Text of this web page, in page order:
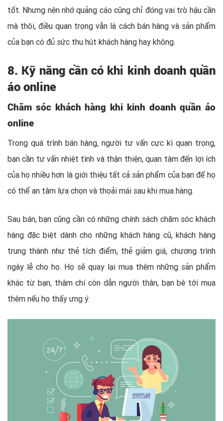
tốt. Nhưng nên nhớ quảng cáo cũng chỉ đóng vai trò hậu cần
mà thôi, điều quan trọng vẫn là cách bán hàng và sản phẩm
của bạn có đủ sức thu hút khách hàng hay không.
8. Kỹ năng cần có khi kinh doanh quần
áo online
Chăm sóc khách hàng khi kinh doanh quần áo
online
Trong quá trình bán hàng, người tư vấn cực kì quan trọng,
bạn cần tư vấn nhiệt tình và thận thiện, quan tâm đến lợi ích
của họ nhiều hơn là giới thiệu tất cả sản phẩm của bạn để họ
có thể an tâm lựa chọn và thoải mái sau khi mua hàng.
Sau bán, bạn cũng cần có những chính sách chăm sóc khách
hàng đặc biệt dành cho những khách hàng cũ, khách hàng
trung thành như thẻ tích điểm, thẻ giảm giá, chương trình
ngày lễ cho họ. Họ sẽ quay lại mua thêm những sản phẩm
khác từ bạn, thậm chí còn dẫn người thân, bạn bè tới mua
thêm nếu họ thấy ưng ý.